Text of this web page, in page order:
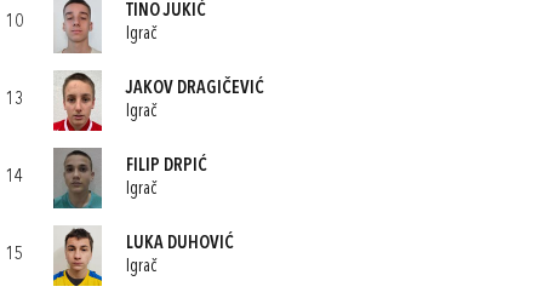
10
TINO JUKIĆ
Igrač
13
JAKOV DRAGIČEVIĆ
Igrač
14
FILIP DRPIĆ
Igrač
15
LUKA DUHOVIĆ
Igrač